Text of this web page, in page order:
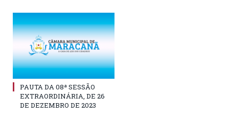
PAUTA DA 08ª SESSÃO
EXTRAORDINÁRIA, DE 26
DE DEZEMBRO DE 2023